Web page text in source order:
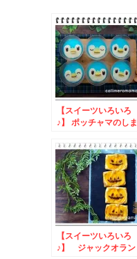
【スイーツいろいろ
♪】 ポッチャマのしま
【スイーツいろいろ
♪】 ジャックオラン